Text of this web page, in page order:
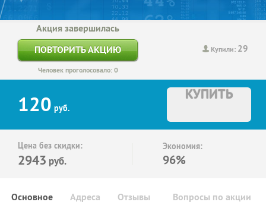
Купили: 29
Акция завершилась
ПОВТОРИТЬ АКЦИЮ
Человек проголосовало: 0
120 руб.
КУПИТЬ
Цена без скидки:
2943 руб.
Экономия:
96%
Основное Отзывы Вопросы по акции
Адреса